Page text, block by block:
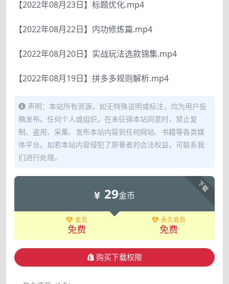
【2022年08月23日】标题优化.mp4
【2022年08月22日】内功修炼篇.mp4
【2022年08月20日】实战玩法选款锦集.mp4
【2022年08月19日】拼多多规则解析.mp4
声明：本站所有资源，如无特殊说明或标注，均为用户投
稿发布。任何个人或组织，在未征得本站同意时，禁止复
制、盗用、采集、发布本站内容到任何网站、书籍等各类媒
体平台。如若本站内容侵犯了原著者的合法权益，可联系我
们进行处理。
下载
29金币
会员
免费
永久会员
免费
购买下载权限